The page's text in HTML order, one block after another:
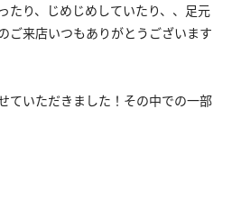
たり、じめじめしていたり、、足元
ご来店いつもありがとうございます
ていただきました！その中での一部